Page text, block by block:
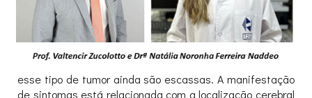
esse tipo de tumor ainda são escassas. A manifestação
de sintomas está relacionada com a localização cerebral